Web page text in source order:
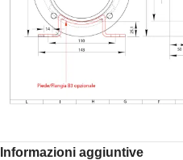
Informazioni aggiuntive